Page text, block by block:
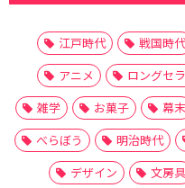
江戸時代 戦国時代
アニメ
ロングセ
雑学
お菓子 幕末
べらぼう
明治時代
デザイン
文房具